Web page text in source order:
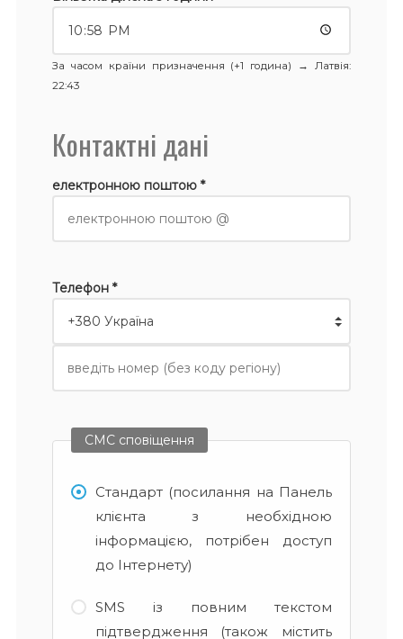
За часом країни призначення (+1 година) →Латвія:
22:43
Контактні дані
електронною поштою *
Телефон *
СМС сповіщення
Стандарт (посилання на Панель
клієнта з необхідною
інформацією, потрібен доступ
до Інтернету)
SMS із повним текстом
підтвердження (також містить